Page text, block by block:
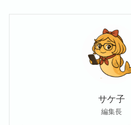
サケ子
編集長